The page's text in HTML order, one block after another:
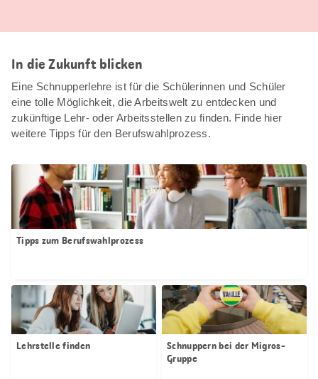
In die Zukunft blicken
Eine Schnupperlehre ist für die Schülerinnen und Schüler
eine tolle Möglichkeit, die Arbeitswelt zu entdecken und
zukünftige Lehr- oder Arbeitsstellen zu finden. Finde hier
weitere Tipps für den Berufswahlprozess.
Tipps zum Berufswahlprozess
Lehrstelle finden
Schnuppern bei der Migros-
Gruppe